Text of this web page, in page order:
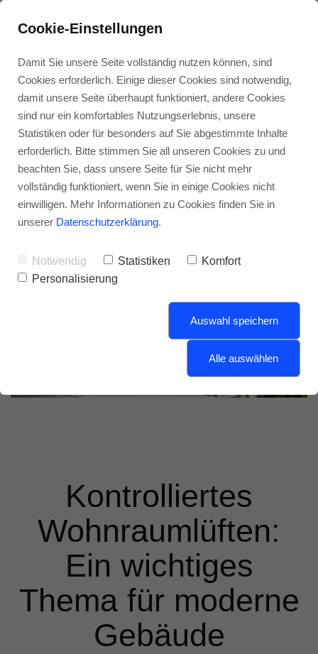
Kunden-
dienst
Energie-
wende
Über
uns
Kunden-
zufriedenheit
Stellen-
angebote
Pillipp Haustechnik
Kontrolliertes
Wohnraumlüften:
Ein wichtiges
Thema für moderne
Gebäude
Cookie-Einstellungen
Damit Sie unsere Seite vollständig nutzen können, sind
Cookies erforderlich. Einige dieser Cookies sind notwendig,
damit unsere Seite überhaupt funktioniert, andere Cookies
sind nur ein komfortables Nutzungserlebnis, unsere
Statistiken oder für besonders auf Sie abgestimmte Inhalte
erforderlich. Bitte stimmen Sie all unseren Cookies zu und
beachten Sie, dass unsere Seite für Sie nicht mehr
vollständig funktioniert, wenn Sie in einige Cookies nicht
einwilligen. Mehr Informationen zu Cookies finden Sie in
unserer Datenschutzerklärung.
Notwendig Statistiken
Komfort
Personalisierung
Auswahl speichern
Alle auswählen